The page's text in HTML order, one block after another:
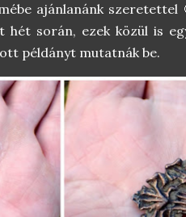
ajánlanánk
hét során, ezek közül is
példányt mutatnák be.